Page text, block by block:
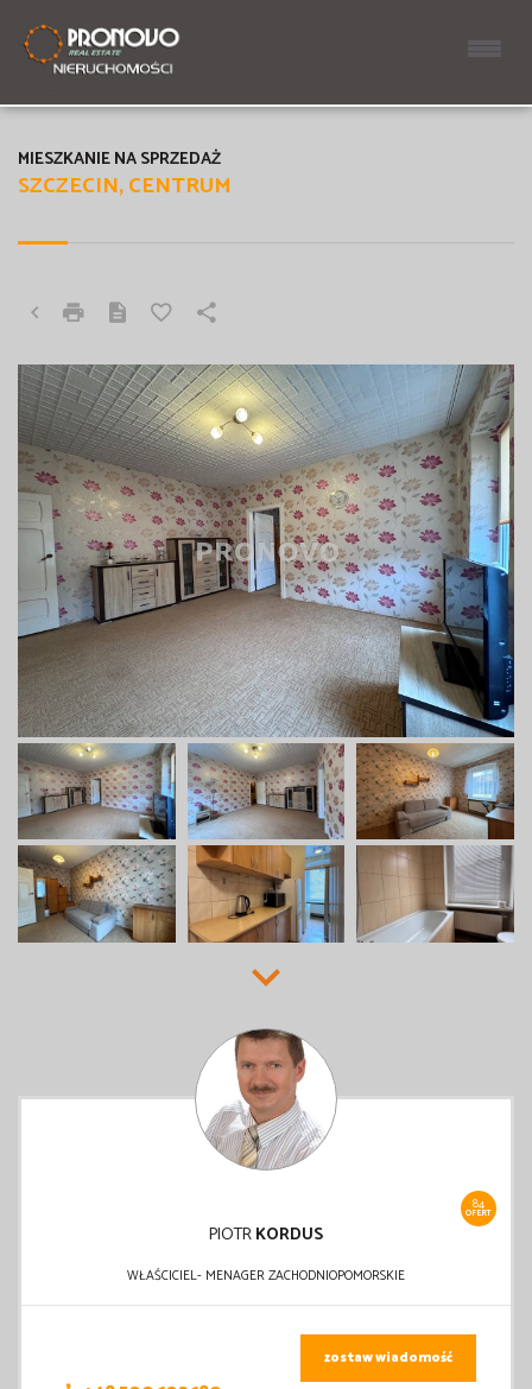
SZCZECIN, CENTRUM
MIESZKANIE NA SPRZEDAŻ
84
OFERT
PIOTRKORDUS
WŁAŚCICIEL- MENAGER ZACHODNIOPOMORSKIE
zostaw wiadomość